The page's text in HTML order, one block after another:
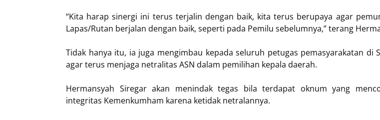
“Kita harap sinergi ini terus terjalin dengan baik, kita terus berupaya agar
Lapas/Rutan berjalan dengan baik, seperti pada Pemilu sebelumnya,” terang
Tidak hanya itu, ia juga mengimbau kepada seluruh petugas pemasyarakatan di
agar terus menjaga netralitas ASN dalam pemilihan kepala daerah.
Hermansyah Siregar akan menindak tegas bila terdapat oknum yang
integritas Kemenkumham karena ketidak netralannya.